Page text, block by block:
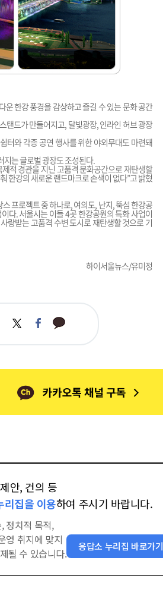
한강 풍경을 감상하고 즐길 수 있는 문화 공간
탠드가 만들어지고, 달빛광장, 인라인 허브 광장
터와 각종 공연 행사를 위한 야외무대도 마련돼
지는 글로벌 광장도 조성된다.
적 경관을 지닌 고품격 문화공간으로 재탄생할
한강의 새로운 랜드마크로 손색이 없다”고 밝혔
프로젝트 중 하나로, 여의도, 난지, 뚝섬 한강공
다. 서울시는 이들 4곳 한강공원의 특화 사업이
랑받는 고품격 수변 도시로 재탄생할 것으로 기
하이서울뉴스/유미정
트
위
페
이
카
카
안, 건의 등
리집을 이용하여 주시기 바랍니다.
정치적 목적,
영 취지에 맞지
될 수 있습니다.
응답소 누리집 바로가기